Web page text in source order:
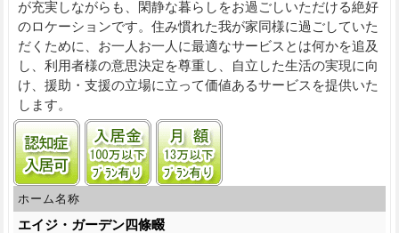
が充実しながらも、閑静な暮らしをお過ごしいただける絶好
のロケーションです。住み慣れた我が家同様に過ごしていた
だくために、お一人お一人に最適なサービスとは何かを追及
し、利用者様の意思決定を尊重し、自立した生活の実現に向
け、援助・支援の立場に立って価値あるサービスを提供いた
します。
認知症受け入れ可入居金100万円以下プランあり
月額13万円以下プランあり
ホーム名称
エイジ・ガーデン四條畷